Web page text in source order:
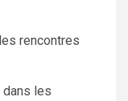
rencontres
les